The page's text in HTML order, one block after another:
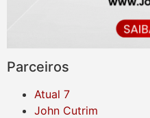
Parceiros
Atual 7
John Cutrim